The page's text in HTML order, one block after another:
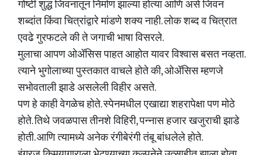
गोष्टी शुद्ध जिवनातून निर्माण झाल्या होत्या आणि असे जिवन
शब्दांत किंवा चित्रांद्वारे मांडणे शक्य नाही. लोक शब्द व चित्रात
एवढे गुरफटले की ते जगाची भाषा विसरले.
मुलाचा आपण ओॲसिस पाहत आहोत यावर विश्वास बसत नव्हता.
त्याने भुगोलाच्या पुस्तकात वाचले होते की, ओॲसिस म्हणजे
सभोवताली झाडे असलेली विहीर असते.
पण हे काही वेगळेच होते. स्पेनमधील एखाद्या शहरापेक्षा पण मोठे
होते. तिथे जवळपास तीनशे विहिरी, पन्नास हजार खजुराची झाडे
होती. आणि त्यामध्ये अनेक रंगीबेरंगी तंबू बांधलेले होते.